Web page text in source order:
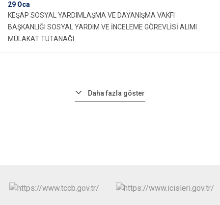
29 Oca
KEŞAP SOSYAL YARDIMLAŞMA VE DAYANIŞMA VAKFI
BAŞKANLIĞI SOSYAL YARDIM VE İNCELEME GÖREVLİSİ ALIMI
MÜLAKAT TUTANAĞI
Daha fazla göster